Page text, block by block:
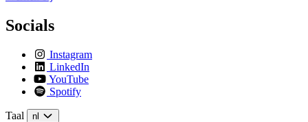
Socials
Instagram
LinkedIn
YouTube
Spotify
Taal nl